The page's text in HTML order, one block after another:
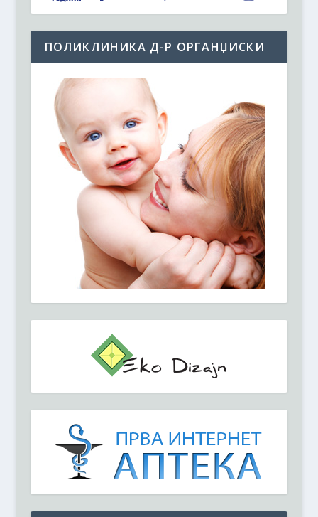
ПОЛИКЛИНИКА Д-Р ОРГАНЏИСКИ